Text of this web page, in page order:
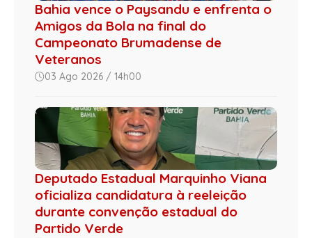
Bahia vence o Paysandu e enfrenta o
Amigos da Bola na final do
Campeonato Brumadense de
Veteranos
03 Ago 2026 / 14h00
Deputado Estadual Marquinho Viana
oficializa candidatura à reeleição
durante convenção estadual do
Partido Verde